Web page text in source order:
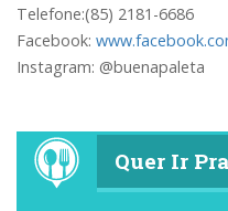
Telefone:(85) 2181-6686
Facebook:
Instagram: @buenapaleta
Quer Ir